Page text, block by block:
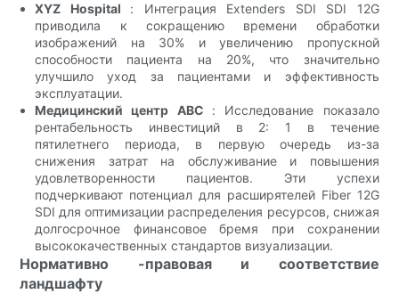
XYZ Hospital : Интеграция Extenders SDI SDI 12G
приводила к сокращению времени обработки
изображений на 30% и увеличению пропускной
способности пациента на 20%, что значительно
улучшило уход за пациентами и эффективность
эксплуатации.
Медицинский центр ABC : Исследование показало
рентабельность инвестиций в 2: 1 в течение
пятилетнего периода, в первую очередь из-за
снижения затрат на обслуживание и повышения
удовлетворенности пациентов. Эти успехи
подчеркивают потенциал для расширятелей Fiber 12G
SDI для оптимизации распределения ресурсов, снижая
долгосрочное финансовое бремя при сохранении
высококачественных стандартов визуализации.
Нормативно -правовая и соответствие
ландшафту